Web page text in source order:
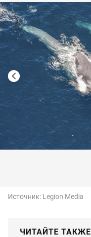
Источник: Legion Media
ЧИТАЙТЕ ТАКЖЕ